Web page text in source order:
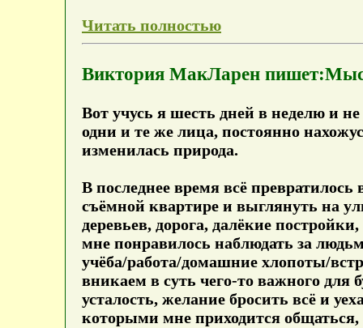
Читать полностью
Виктория МакЛарен
Вот учусь я шесть дней в неделю и
одни и те же лица, постоянно
изменилась природа.
В последнее время всё
съёмной квартире и выглянуть на
деревьев, дорога, далёкие
мне понравилось наблюдать за
учёба/работа/домашние хлопоты/
вникаем в суть чего-то важного для
усталость, желание бросить всё и
которыми мне приходится